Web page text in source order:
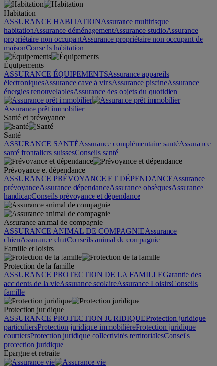
Habitation
ASSURANCE HABITATIONAssurance multirisque
habitationAssurance déménagementAssurance studioAssurance
propriétaire non occupantAssurance propriétaire non occupant de
maisonConseils habitation
Équipements
ASSURANCE ÉQUIPEMENTSAssurance appareils
électroniquesAssurance cave à vinsAssurance piscineAssurance
énergies renouvelablesAssurance des objets du quotidien
Assurance prêt immobilier
Santé et prévoyance
Santé
ASSURANCE SANTÉAssurance complémentaire santéAssurance
santé frontaliers suissesConseils santé
Prévoyance et dépendance
ASSURANCE PRÉVOYANCE ET DÉPENDANCEAssurance
prévoyanceAssurance dépendanceAssurance obsèquesAssurance
handicapConseils prévoyance et dépendance
Assurance animal de compagnie
ASSURANCE ANIMAL DE COMPAGNIEAssurance
chienAssurance chatConseils animal de compagnie
Famille et loisirs
Protection de la famille
ASSURANCE PROTECTION DE LA FAMILLEGarantie des
accidents de la vieAssurance scolaireAssurance LoisirsConseils
famille
Protection juridique
ASSURANCE PROTECTION JURIDIQUEProtection juridique
particuliersProtection juridique immobilièreProtection juridique
courtiersProtection juridique collectivités territorialesConseils
protection juridique
Epargne et retraite